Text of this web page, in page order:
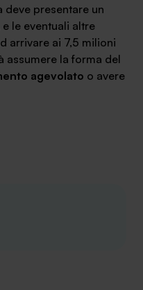
deve presentare un
e le eventuali altre
arrivare ai 7,5 milioni
assumere la forma del
agevolato o avere